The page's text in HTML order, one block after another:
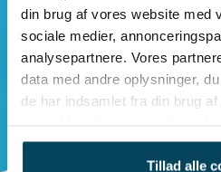
din brug af vores website med
sociale medier,
analysepartnere. Vores
data med andre oplysninger,
de har indsamlet fra din brug
anvende vores hjemmeside.
Tillad alle